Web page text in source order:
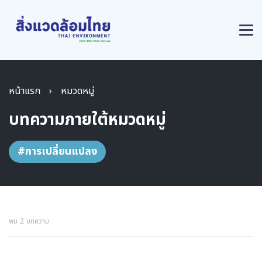
หน้าแรก › หมวดหมู่
บทความภายใต้หมวดหมู่
#การเปลี่ยนแปลง
พบ 2 บทความ